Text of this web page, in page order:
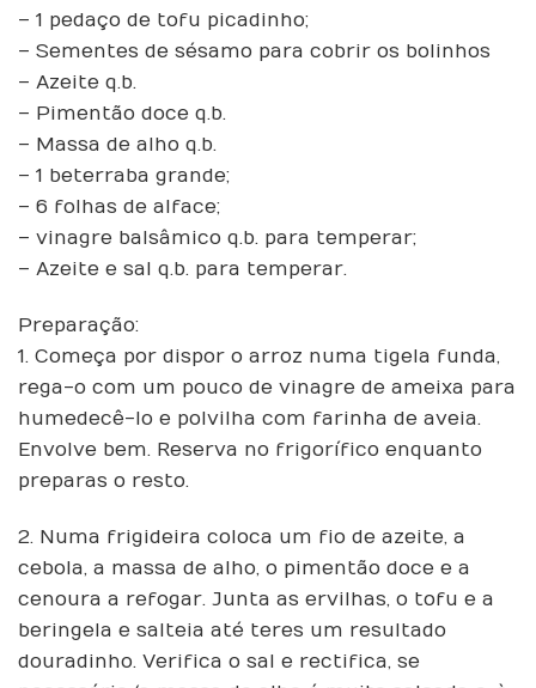
– 1 pedaço de tofu picadinho;
– Sementes de sésamo para cobrir os bolinhos
– Azeite q.b.
– Pimentão doce q.b.
– Massa de alho q.b.
– 1 beterraba grande;
– 6 folhas de alface;
– vinagre balsâmico q.b. para temperar;
– Azeite e sal q.b. para temperar.
Preparação:
1. Começa por dispor o arroz numa tigela funda,
rega-o com um pouco de vinagre de ameixa para
humedecê-lo e polvilha com farinha de aveia.
Envolve bem. Reserva no frigorífico enquanto
preparas o resto.
2. Numa frigideira coloca um fio de azeite, a
cebola, a massa de alho, o pimentão doce e a
cenoura a refogar. Junta as ervilhas, o tofu e a
beringela e salteia até teres um resultado
douradinho. Verifica o sal e rectifica, se